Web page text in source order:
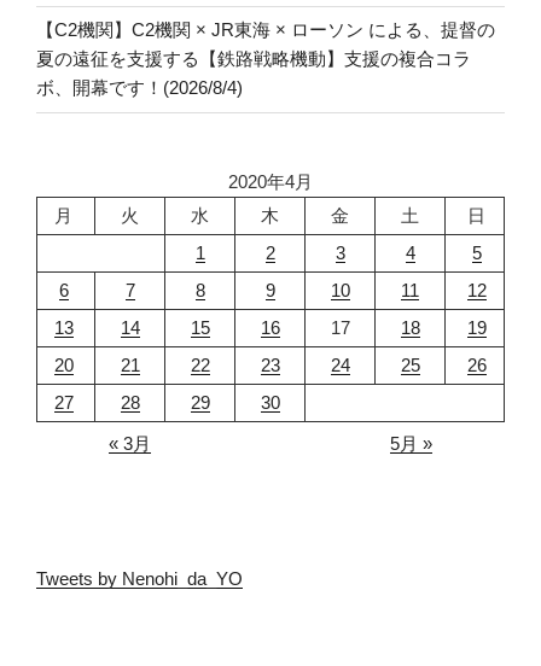
【C2機関】C2機関 × JR東海 × ローソン による、提督の
夏の遠征を支援する【鉄路戦略機動】支援の複合コラ
ボ、開幕です！(2026/8/4)
2020年4月
月
火 水 木 金 土
日
1
2 3 4
5
6
7 8 9 10 11
12
13
14 15 16 17 18
19
20
21 22 23 24 25
26
27
28 29
30
« 3月
5月 »
Tweets by Nenohi_da_YO